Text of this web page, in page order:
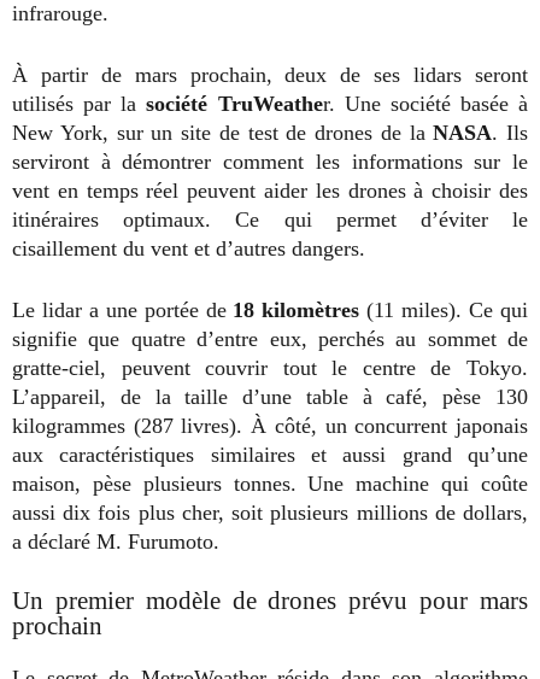
infrarouge.
À partir de mars prochain, deux de ses lidars seront
utilisés par lasociété TruWeather. Une société basée à
New York, sur un site de test de drones de laNASA. Ils
serviront à démontrer comment les informations sur le
vent en temps réel peuvent aider les drones à choisir des
itinéraires optimaux. Ce qui permet d’éviter le
cisaillement du vent et d’autres dangers.
Le lidar a une portée de 18 kilomètres (11 miles). Ce qui
signifie que quatre d’entre eux, perchés au sommet de
gratte-ciel, peuvent couvrir tout le centre de Tokyo.
L’appareil, de la taille d’une table à café, pèse 130
kilogrammes (287 livres). À côté, un concurrent japonais
aux caractéristiques similaires et aussi grand qu’une
maison, pèse plusieurs tonnes. Une machine qui coûte
aussi dix fois plus cher, soit plusieurs millions de dollars,
a déclaré M. Furumoto.
Un premier modèle de drones prévu pour mars
prochain